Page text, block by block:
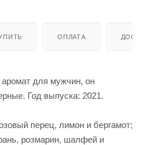
ОПЛАТА
для мужчин, он
Год выпуска: 2021.
перец, лимон и бергамот;
розмарин, шалфей и